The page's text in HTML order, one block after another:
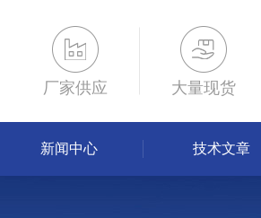
厂家供应 大量现货
新闻中心 技术文章